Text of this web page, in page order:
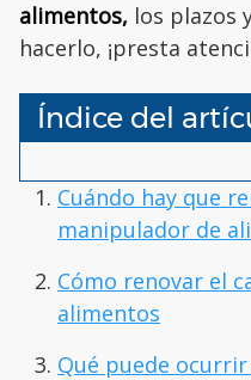
alimentos, los plazos
hacerlo, ¡presta
Índice del
Cuándo hay que
manipulador de
Cómo renovar el
alimentos
Qué puede